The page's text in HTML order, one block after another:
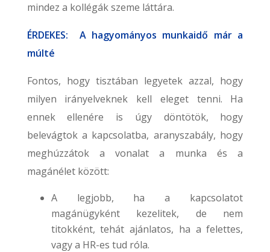
mindez a kollégák szeme láttára.
ÉRDEKES: A hagyományos munkaidő már a
múlté
Fontos, hogy tisztában legyetek azzal, hogy
milyen irányelveknek kell eleget tenni. Ha
ennek ellenére is úgy döntötök, hogy
belevágtok a kapcsolatba, aranyszabály, hogy
meghúzzátok a vonalat a munka és a
magánélet között:
A legjobb, ha a kapcsolatot
magánügyként kezelitek, de nem
titokként, tehát ajánlatos, ha a felettes,
vagy a HR-es tud róla.